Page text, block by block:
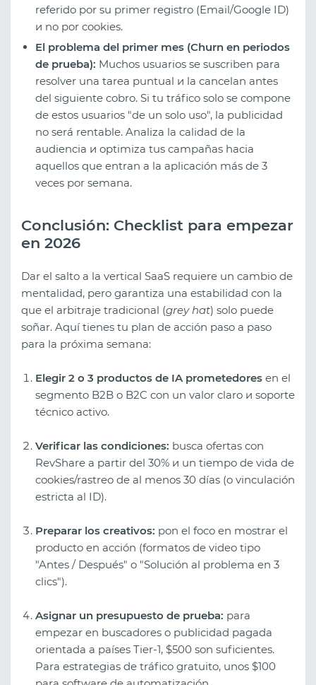
referido por su primer registro (Email/Google ID)
и no por cookies.
El problema del primer mes (Churn en periodos
de prueba): Muchos usuarios se suscriben para
resolver una tarea puntual и la cancelan antes
del siguiente cobro. Si tu tráfico solo se compone
de estos usuarios "de un solo uso", la publicidad
no será rentable. Analiza la calidad de la
audiencia и optimiza tus campañas hacia
aquellos que entran a la aplicación más de 3
veces por semana.
Conclusión: Checklist para empezar
en 2026
Dar el salto a la vertical SaaS requiere un cambio de
mentalidad, pero garantiza una estabilidad con la
que el arbitraje tradicional (grey hat) solo puede
soñar. Aquí tienes tu plan de acción paso a paso
para la próxima semana:
Elegir 2 o 3 productos de IA prometedores en el
segmento B2B o B2C con un valor claro и soporte
técnico activo.
Verificar las condiciones: busca ofertas con
RevShare a partir del 30% и un tiempo de vida de
cookies/rastreo de al menos 30 días (o vinculación
estricta al ID).
Preparar los creativos: pon el foco en mostrar el
producto en acción (formatos de video tipo
"Antes / Después" o "Solución al problema en 3
clics").
Asignar un presupuesto de prueba: para
empezar en buscadores o publicidad pagada
orientada a países Tier-1, $500 son suficientes.
Para estrategias de tráfico gratuito, unos $100